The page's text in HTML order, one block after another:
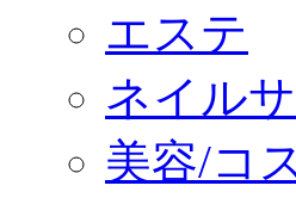
エステ
ネイル
美容/コ